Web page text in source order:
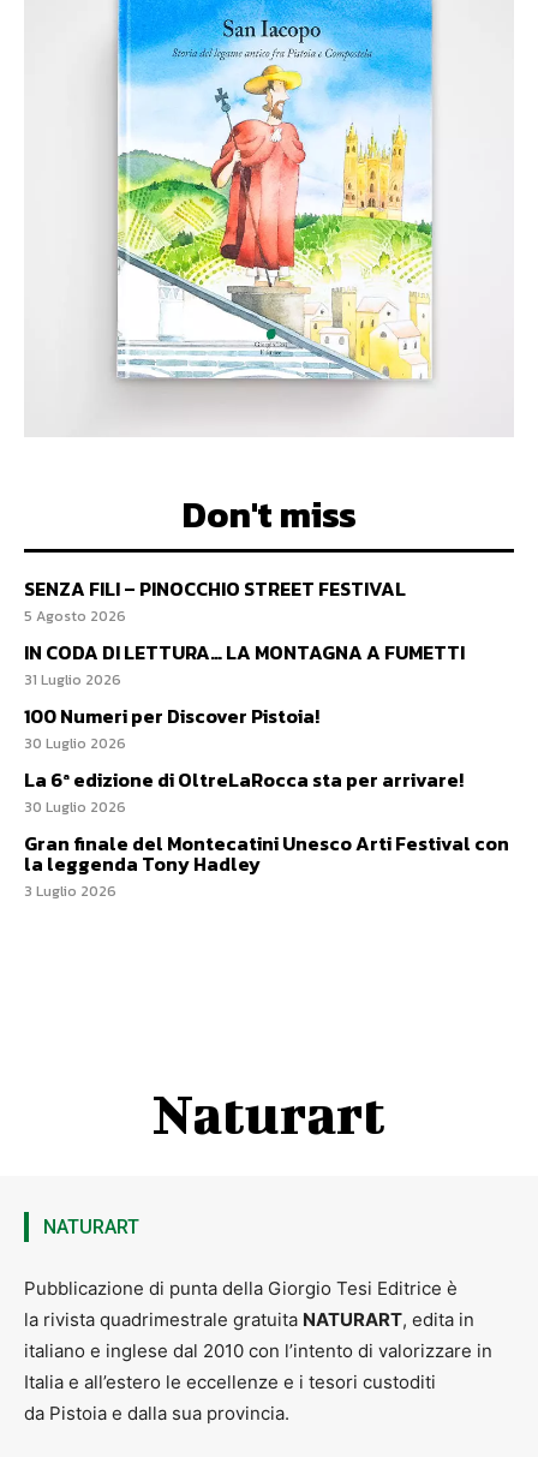
Don't miss
SENZA FILI – PINOCCHIO STREET FESTIVAL
5 Agosto 2026
IN CODA DI LETTURA… LA MONTAGNA A FUMETTI
31 Luglio 2026
100 Numeri per Discover Pistoia!
30 Luglio 2026
La 6ª edizione di OltreLaRocca sta per arrivare!
30 Luglio 2026
Gran finale del Montecatini Unesco Arti Festival con
la leggenda Tony Hadley
3 Luglio 2026
Naturart
NATURART
Pubblicazione di punta della Giorgio Tesi Editrice è
la rivista quadrimestrale gratuita NATURART, edita in
italiano e inglese dal 2010 con l’intento di valorizzare in
Italia e all’estero le eccellenze e i tesori custoditi
da Pistoia e dalla sua provincia.